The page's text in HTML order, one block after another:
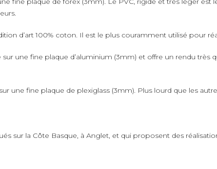
d’art 100% coton. Il est le plus couramment utilisé pour
une fine plaque d’aluminium (3mm) et offre un rendu très
une fine plaque de plexiglass (3mm). Plus lourd que les
sur la Côte Basque, à Anglet, et qui proposent des